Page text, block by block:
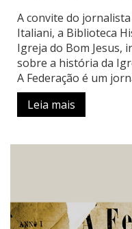
A convite do
Italiani, a Biblioteca
Igreja do Bom Jesus,
sobre a história da
A Federação é um
Leia mais